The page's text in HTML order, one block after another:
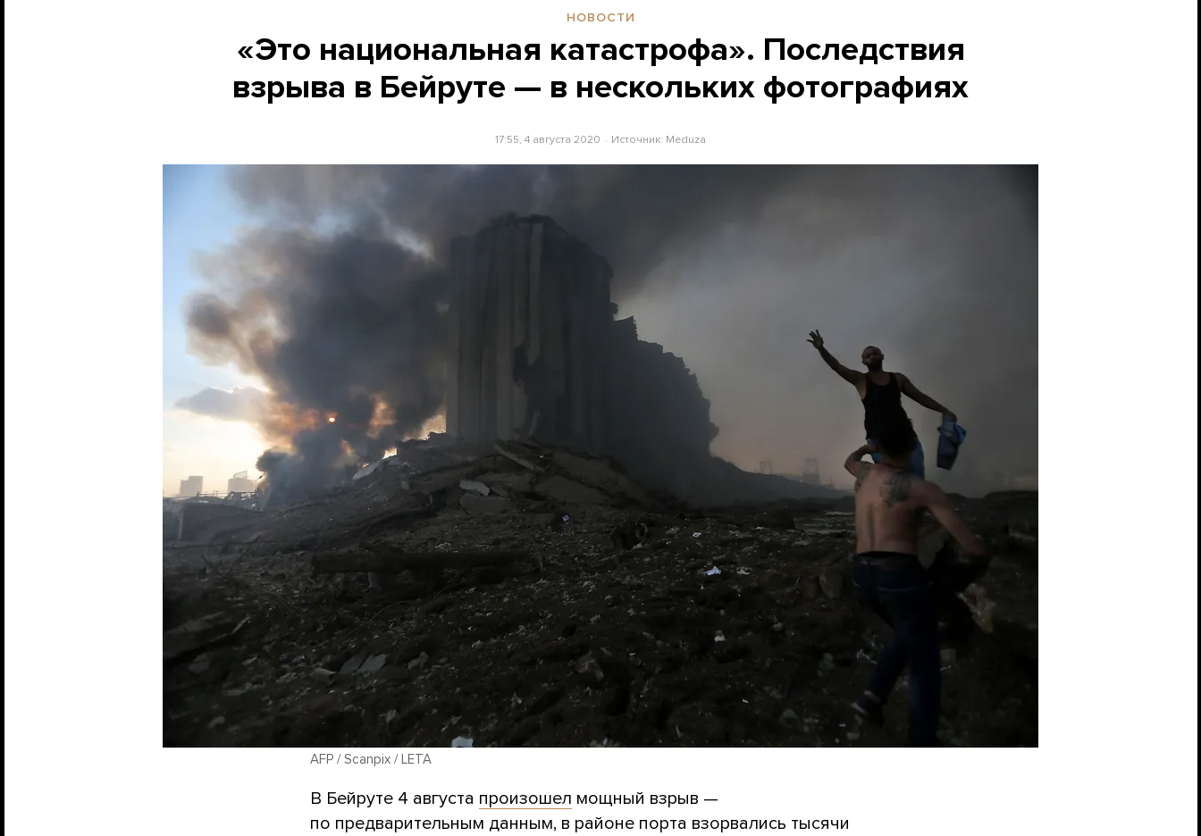
НОВОСТИ
«Это национальная катастрофа». Последствия
взрыва в Бейруте — в нескольких фотографиях
17:55, 4 августа 2020 Источник: Meduza
AFP / Scanpix / LETA
В Бейруте 4 августа произошел мощный взрыв —
по предварительным данным, в районе порта взорвались тысячи